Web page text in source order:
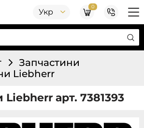
Укр
0
Запчастини
Liebherr
Liebherr арт. 7381393